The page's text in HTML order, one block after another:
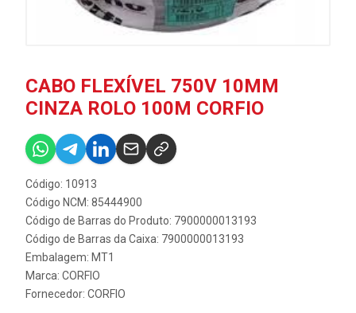
CABO FLEXÍVEL 750V 10MM
CINZA ROLO 100M CORFIO
Código: 10913
Código NCM: 85444900
Código de Barras do Produto: 7900000013193
Código de Barras da Caixa: 7900000013193
Embalagem: MT1
Marca: CORFIO
Fornecedor: CORFIO